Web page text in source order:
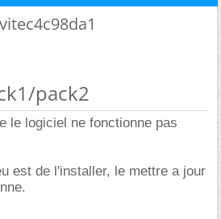
pack2
le logiciel ne fonctionne pas
est de l'installer, le mettre a jour